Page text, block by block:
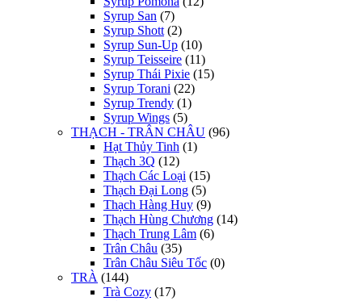
Syrup San (7)
Syrup Shott (2)
Syrup Sun-Up (10)
Syrup Teisseire (11)
Syrup Thái Pixie (15)
Syrup Torani (22)
Syrup Trendy (1)
Syrup Wings (5)
THẠCH - TRÂN CHÂU (96)
Hạt Thủy Tinh (1)
Thạch 3Q (12)
Thạch Các Loại (15)
Thạch Đại Long (5)
Thạch Hàng Huy (9)
Thạch Hùng Chương (14)
Thạch Trung Lâm (6)
Trân Châu (35)
Trân Châu Siêu Tốc (0)
TRÀ (144)
Trà Cozy (17)